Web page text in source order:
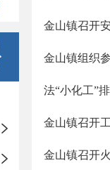
金山镇召开
金山镇组织
法“小化工”
金山镇召开
金山镇召开